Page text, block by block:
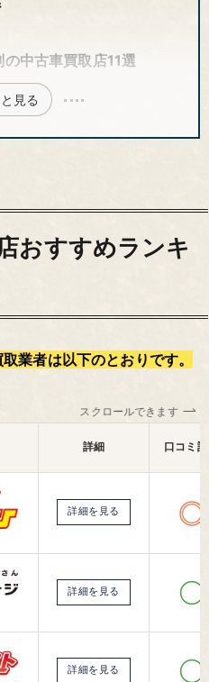
中古車買取店11選
見る
おすすめランキ
業者は以下のとおりです。
スクロールできます
詳細 口コミ
詳細を見る
詳細を見る
詳細を見る